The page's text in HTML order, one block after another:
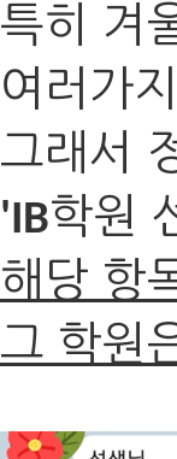
특히 겨
여러가
그래서
'IB학원
해당 항
그 학원